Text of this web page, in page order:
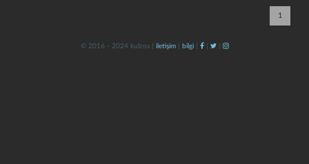
1
© 2016 - 2024 kulzos | iletişim| bilgi| | |